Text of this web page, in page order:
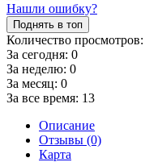
Нашли ошибку?
Поднять в топ
Количество просмотров:
За сегодня: 0
За неделю: 0
За месяц: 0
За все время: 13
Описание
Отзывы (0)
Карта